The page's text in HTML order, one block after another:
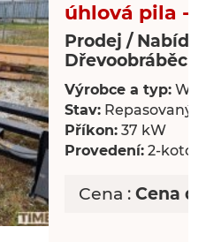
úhlová pila -
Prodej /
Dřevoobráběcí
Výrobce a typ:
Stav: Repasovaný
Příkon: 37 kW
Provedení: 2-
Cena : Cena